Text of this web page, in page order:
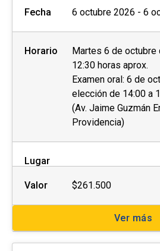
Fecha 6 octubre 2026 - 6
Horario
Martes 6 de octubre
12:30 horas aprox.
Examen oral: 6 de
elección de 14:00 a
(Av. Jaime Guzmán
Providencia)
Lugar
Valor $261.500
Ver más